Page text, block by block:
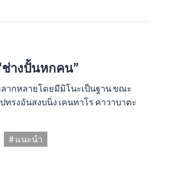
างปั้นหกคน”
ากหลายโดยมีมิโนะเป็นฐาน ขณะ
รงอันสงบนิ่ง เคนทาโร คาวาบาตะ
# แนะนำ